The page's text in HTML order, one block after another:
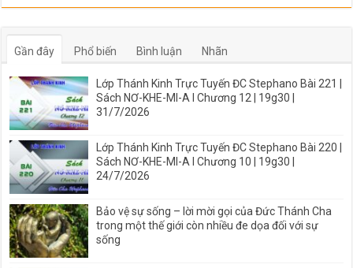
Gần đây Phổ biến Bình luận Nhãn
Lớp Thánh Kinh Trực Tuyến ĐC Stephano Bài 221 |
Sách NƠ-KHE-MI-A I Chương 12 | 19g30 |
31/7/2026
Lớp Thánh Kinh Trực Tuyến ĐC Stephano Bài 220 |
Sách NƠ-KHE-MI-A I Chương 10 | 19g30 |
24/7/2026
Bảo vệ sự sống – lời mời gọi của Đức Thánh Cha
trong một thế giới còn nhiều đe dọa đối với sự
sống